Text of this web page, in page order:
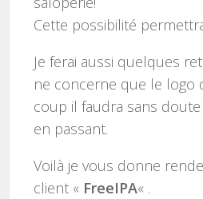
Cette possibilité
Je ferai aussi quelques
ne concerne que le logo
coup il faudra sans
en passant.
Voilà je vous donne
client « FreeIPA« .